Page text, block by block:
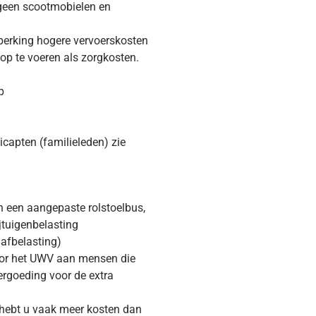
scootmobielen en
hogere vervoerskosten
te voeren als zorgkosten.
(familieleden) zie
aangepaste rolstoelbus,
het UWV aan mensen die
voor de extra
u vaak meer kosten dan